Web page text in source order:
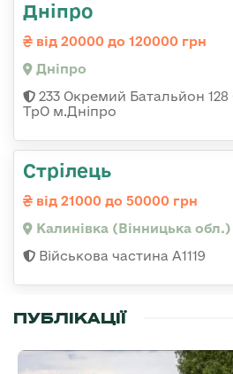
Дніпро
від 20000 до 120000 грн
Дніпро
233 Окремий Батальйон
ТрО м.Дніпро
Стрілець
від 21000 до 50000 грн
Калинівка (Вінницька обл.)
Військова частина А1119
ПУБЛІКАЦІЇ